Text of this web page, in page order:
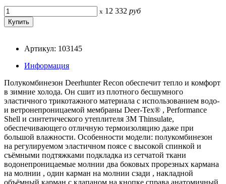
x 12 332 руб
Артикул: 103145
Информация
Полукомбинезон Deerhunter Recon обеспечит тепло и комфорт
в зимние холода. Он сшит из плотного бесшумного
эластичного трикотажного материала с использованием водо-
и ветронепроницаемой мембраны Deer-Tex® , Performance
Shell и синтетического утеплителя 3M Thinsulate,
обеспечивающего отличную термоизоляцию даже при
большой влажности. Особенности модели: полукомбинезон
на регулируемом эластичном поясе с высокой спинкой и
съёмными подтяжками подкладка из сетчатой ткани
водонепроницаемые молнии два боковых прорезных кармана
на молнии , один карман на молнии сзади , накладной
объёмный карман с клапаном на кнопке справа анатомичный